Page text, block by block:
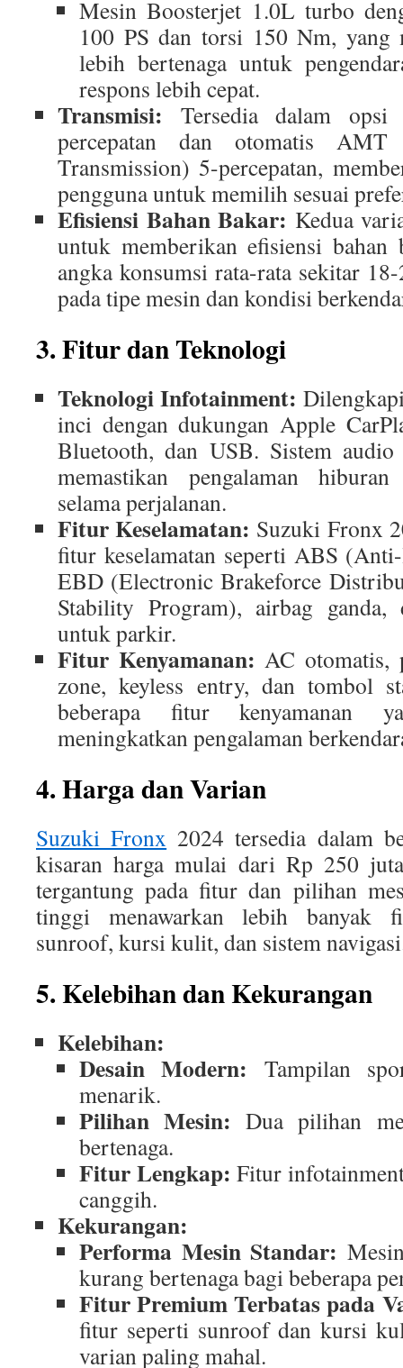
Mesin Boosterjet 1.0L turbo
100 PS dan torsi 150 Nm, yang
lebih bertenaga untuk
respons lebih cepat.
Transmisi: Tersedia dalam
percepatan dan otomatis AMT
Transmission) 5-percepatan,
pengguna untuk memilih sesuai
Efisiensi Bahan Bakar: Kedua
untuk memberikan efisiensi bahan
angka konsumsi rata-rata sekitar
pada tipe mesin dan kondisi
3. Fitur dan Teknologi
Teknologi Infotainment:
inci dengan dukungan Apple
Bluetooth, dan USB. Sistem audio
memastikan pengalaman
selama perjalanan.
Fitur Keselamatan: Suzuki Fronx
fitur keselamatan seperti ABS
EBD (Electronic Brakeforce
Stability Program), airbag ganda,
untuk parkir.
Fitur Kenyamanan: AC otomatis,
zone, keyless entry, dan tombol
beberapa fitur kenyamanan
meningkatkan pengalaman
4. Harga dan Varian
Suzuki Fronx 2024 tersedia dalam
kisaran harga mulai dari Rp 250
tergantung pada fitur dan pilihan
tinggi menawarkan lebih banyak
sunroof, kursi kulit, dan sistem
5. Kelebihan dan Kekurangan
Kelebihan:
Desain Modern: Tampilan
menarik.
Pilihan Mesin: Dua pilihan
bertenaga.
Fitur Lengkap: Fitur
canggih.
Kekurangan:
Performa Mesin Standar:
kurang bertenaga bagi beberapa
Fitur Premium Terbatas pada
fitur seperti sunroof dan kursi
varian paling mahal.